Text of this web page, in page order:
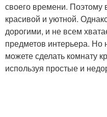
своего времени.
красивой и уютной.
дорогими, и не всем
предметов интерьера. Но
можете сделать комнату
используя простые и